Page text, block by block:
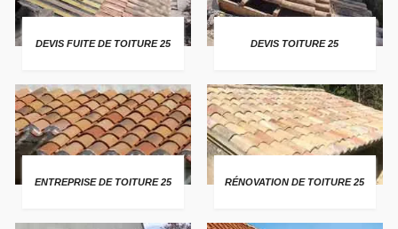
DEVIS FUITE DE TOITURE 25 DEVIS TOITURE 25
ENTREPRISE DE TOITURE 25 RÉNOVATION DE TOITURE 25